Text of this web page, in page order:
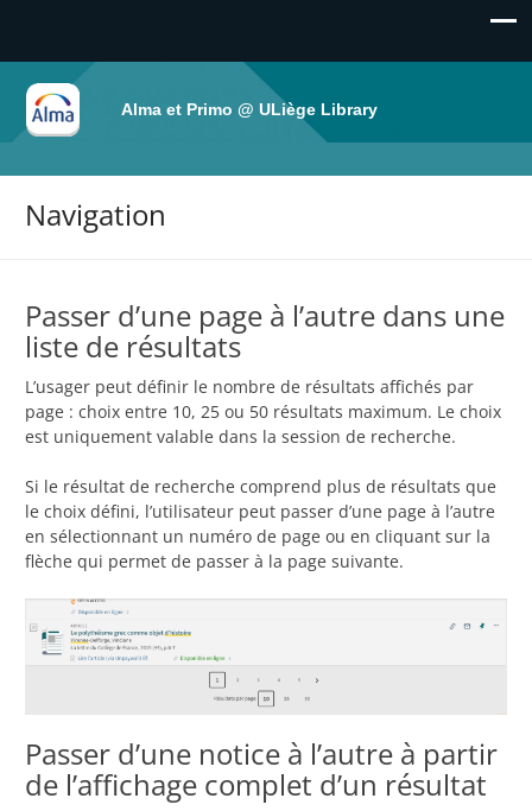
Alma et Primo @ ULiège Library
Navigation
Passer d’une page à l’autre dans une
liste de résultats
L’usager peut définir le nombre de résultats affichés par
page : choix entre 10, 25 ou 50 résultats maximum. Le choix
est uniquement valable dans la session de recherche.
Si le résultat de recherche comprend plus de résultats que
le choix défini, l’utilisateur peut passer d’une page à l’autre
en sélectionnant un numéro de page ou en cliquant sur la
flèche qui permet de passer à la page suivante.
Passer d’une notice à l’autre à partir
de l’affichage complet d’un résultat